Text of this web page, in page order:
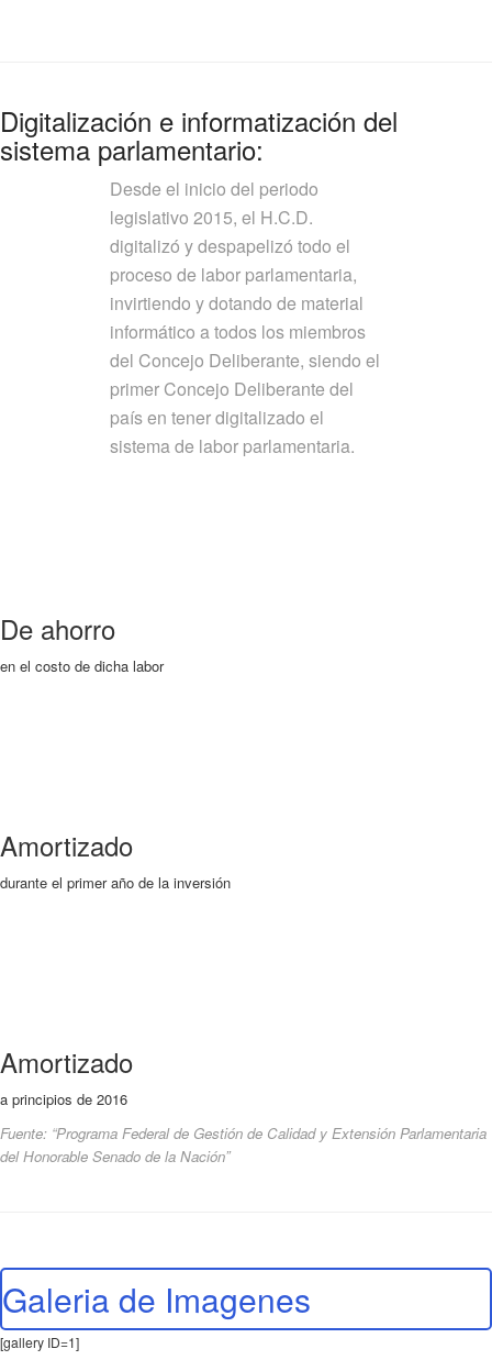
Digitalización e informatización del
sistema parlamentario:
Desde el inicio del periodo
legislativo 2015, el H.C.D.
digitalizó y despapelizó todo el
proceso de labor parlamentaria,
invirtiendo y dotando de material
informático a todos los miembros
del Concejo Deliberante, siendo el
primer Concejo Deliberante del
país en tener digitalizado el
sistema de labor parlamentaria.
De ahorro
en el costo de dicha labor
Amortizado
durante el primer año de la inversión
Amortizado
a principios de 2016
Fuente: “Programa Federal de Gestión de Calidad y Extensión Parlamentaria
del Honorable Senado de la Nación”
Galeria de Imagenes
[gallery ID=1]